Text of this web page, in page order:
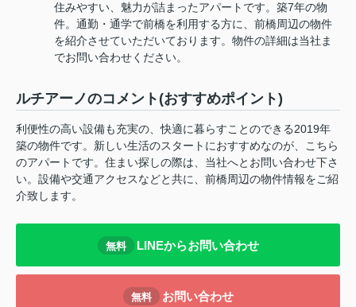
住みやすい、魅力が詰まったアパートです。築7年の物
件。通勤・通学で前橋を利用する方に、前橋周辺の物件
を紹介させていただいております。物件の詳細は当社ま
でお問い合わせください。
ルチアーノのコメント(おすすめポイント)
利便性の高い設備も充実の、快適に暮らすことのできる2019年
築の物件です。新しい生活のスタートにおすすめなのが、こちら
のアパートです。住まい探しの際は、当社へとお問い合わせ下さ
い。設備や交通アクセスなどと共に、前橋周辺の物件情報をご紹
介致します。
無料 LINEからお問い合わせ
無料 お問い合わせ